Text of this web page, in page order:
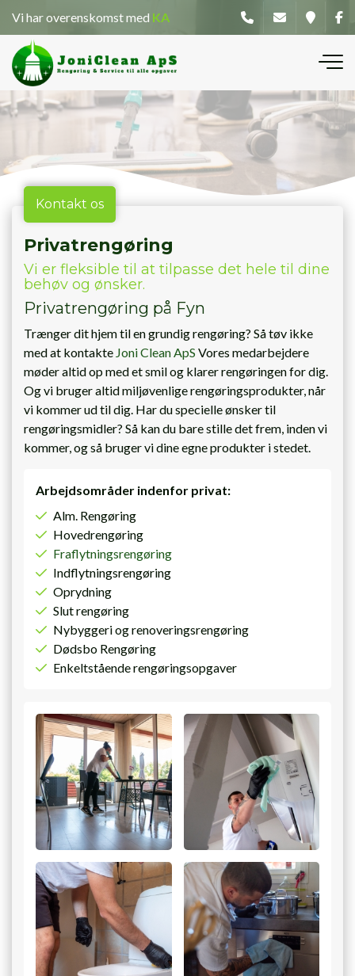
hovedindhold
Vi har overenskomst med KA
Kontakt os
Privatrengøring
Vi er fleksible til at tilpasse det hele til dine
behøv og ønsker.
Privatrengøring på Fyn
Trænger dit hjem til en grundig rengøring? Så tøv ikke
med at kontakte Joni Clean ApS Vores medarbejdere
møder altid op med et smil og klarer rengøringen for dig.
Og vi bruger altid miljøvenlige rengøringsprodukter, når
vi kommer ud til dig. Har du specielle ønsker til
rengøringsmidler? Så kan du bare stille det frem, inden vi
kommer, og så bruger vi dine egne produkter i stedet.
Arbejdsområder indenfor privat:
Alm. Rengøring
Hovedrengøring
Fraflytningsrengøring
Indflytningsrengøring
Oprydning
Slut rengøring
Nybyggeri og renoveringsrengøring
Dødsbo Rengøring
Enkeltstående rengøringsopgaver